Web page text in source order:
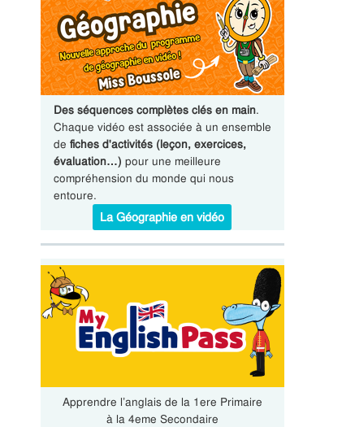
Des séquences complètes clés en main.
Chaque vidéo est associée à un ensemble
de fiches d'activités (leçon, exercices,
évaluation…) pour une meilleure
compréhension du monde qui nous
entoure.
La Géographie en vidéo
Apprendre l’anglais de la 1ere Primaire
à la 4eme Secondaire